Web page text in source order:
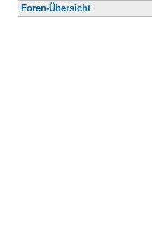
Foren-Übersicht